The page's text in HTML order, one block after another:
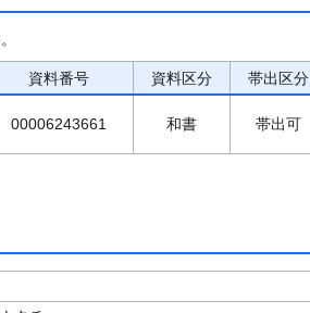
資料番号 資料区分 帯出区分
00006243661 和書 帯出可